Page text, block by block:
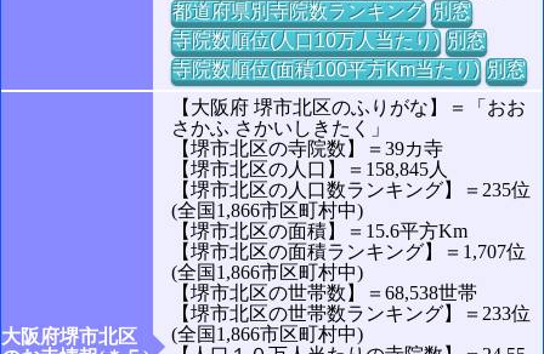
都道府県別寺院数ランキング 別窓
寺院数順位(人口10万人当たり) 別窓
寺院数順位(面積100平方Km当たり) 別窓
大阪府堺市北区
【大阪府 堺市北区のふりがな】＝「おお
さかふ さかいしきたく」
【堺市北区の寺院数】＝39カ寺
【堺市北区の人口】＝158,845人
【堺市北区の人口数ランキング】＝235位
(全国1,866市区町村中)
【堺市北区の面積】＝15.6平方Km
【堺市北区の面積ランキング】＝1,707位
(全国1,866市区町村中)
【堺市北区の世帯数】＝68,538世帯
【堺市北区の世帯数ランキング】＝233位
(全国1,866市区町村中)